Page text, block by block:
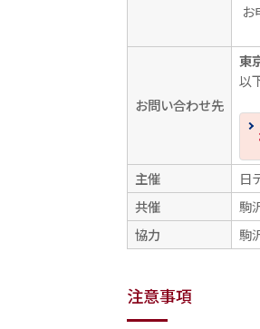
お
お問い合わせ先
東
以
主催
日
共催
駒
協力
駒
注意事項